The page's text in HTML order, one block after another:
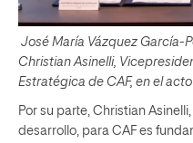
José María Vázquez García-
Christian Asinelli,
Estratégica de CAF, en el
Por su parte, Christian
desarrollo, para CAF es